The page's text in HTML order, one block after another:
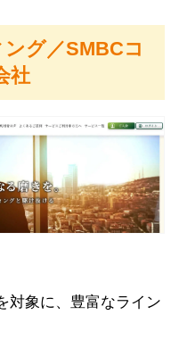
グ／SMBCコ
社
対象に、豊富なライン